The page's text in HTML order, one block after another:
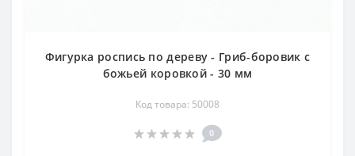
Фигурка роспись по дереву - Гриб-боровик с
божьей коровкой - 30 мм
Код товара: 50008
0